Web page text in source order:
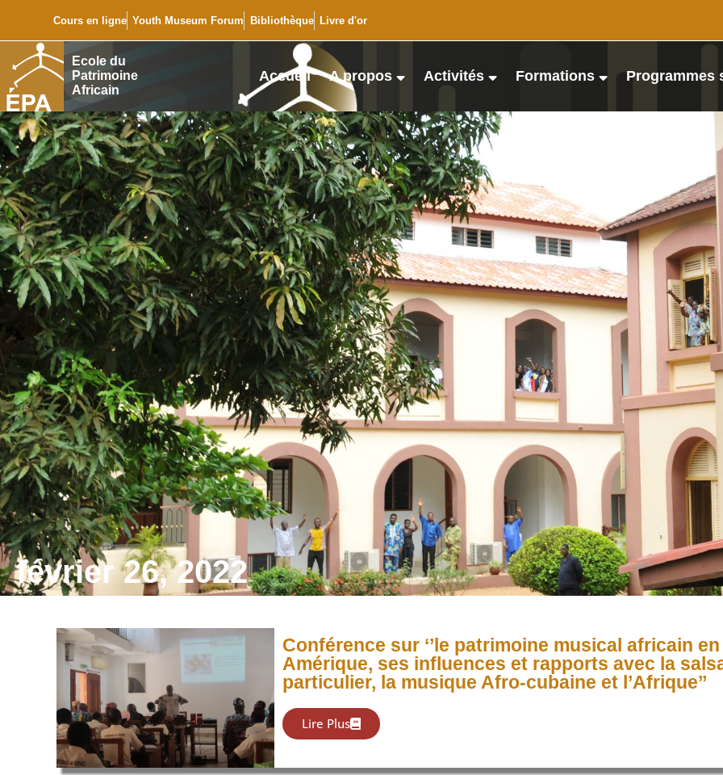
Cours en ligne Youth Museum Forum Bibliothèque Livre d'or
Ecole du
Patrimoine
Africain
Accueil A propos Activités Formations Programmes
février 26, 2022
Conférence sur ‘’le patrimoine musical africain en
Amérique, ses influences et rapports avec la
particulier, la musique Afro-cubaine et l’Afrique’’
Lire Plus